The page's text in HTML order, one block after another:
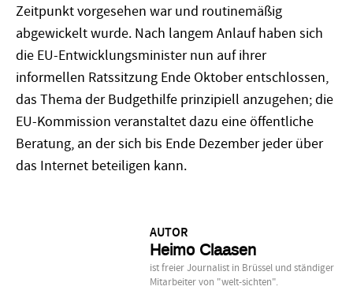
Zeitpunkt vorgesehen war und routinemäßig
abgewickelt wurde. Nach langem Anlauf haben sich
die EU-Entwicklungsminister nun auf ihrer
informellen Ratssitzung Ende Oktober entschlossen,
das Thema der Budgethilfe prinzipiell anzugehen; die
EU-Kommission veranstaltet dazu eine öffentliche
Beratung, an der sich bis Ende Dezember jeder über
das Internet beteiligen kann.
AUTOR
Heimo Claasen
ist freier Journalist in Brüssel und ständiger
Mitarbeiter von "welt-sichten".